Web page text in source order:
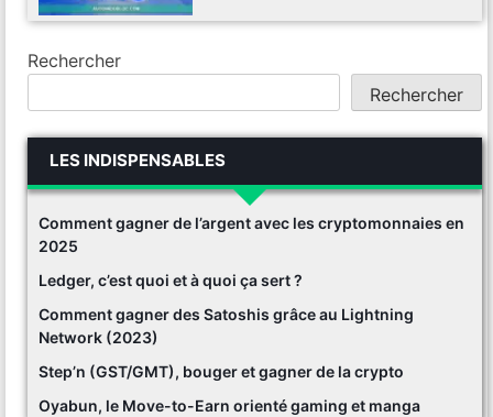
Rechercher
Rechercher
LES INDISPENSABLES
Comment gagner de l’argent avec les cryptomonnaies en
2025
Ledger, c’est quoi et à quoi ça sert ?
Comment gagner des Satoshis grâce au Lightning
Network (2023)
Step’n (GST/GMT), bouger et gagner de la crypto
Oyabun, le Move-to-Earn orienté gaming et manga